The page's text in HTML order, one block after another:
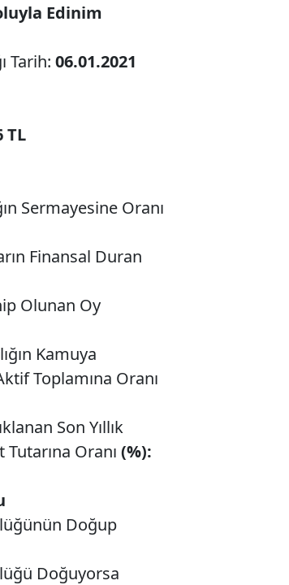
Edinim
Tarih: 06.01.2021
TL
Sermayesine Oranı
Finansal Duran
Olunan Oy
Kamuya
Toplamına Oranı
Son Yıllık
Oranı (%):
Doğup
Doğuyorsa